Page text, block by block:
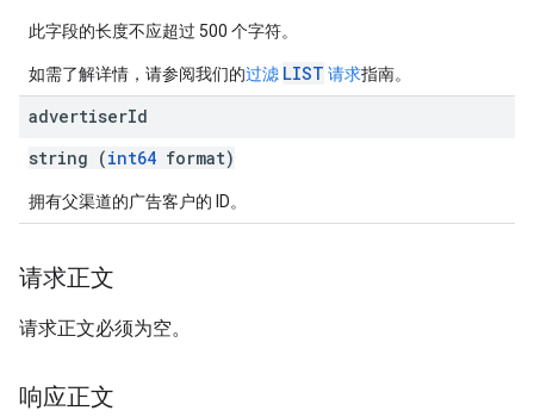
此字段的长度不应超过 500 个字符。
如需了解详情，请参阅我们的过滤 LIST 请求指南。
advertiserId
string (int64 format)
拥有父渠道的广告客户的 ID。
请求正文
请求正文必须为空。
响应正文